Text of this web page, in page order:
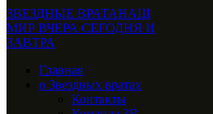
ЗВЕЗДНЫЕ ВРАТАНАШ
МИР ВЧЕРА СЕГОДНЯ И
ЗАВТРА
Главная
о Звездных вратах
Контакты